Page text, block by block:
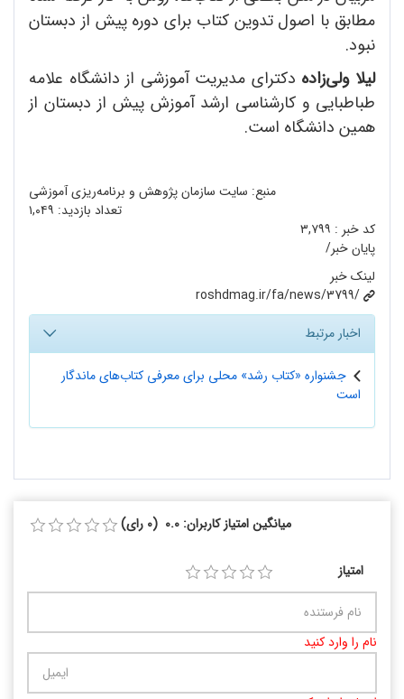
مطابق با اصول تدوین کتاب برای دوره پیش از دبستان
نبود.
لیلا ولی‌زاده دکترای مدیریت آموزشی از دانشگاه علامه
طباطبایی و کارشناسی ارشد آموزش پیش از دبستان از
همین دانشگاه است.
منبع: سایت سازمان پژوهش و برنامه‌ریزی آموزشی
تعداد بازدید: ۱,۰۴۹
کد خبر : ۳,۷۹۹
پایان خبر/
لینک خبر
roshdmag.ir/fa/news/3799/
اخبار مرتبط
جشنواره «کتاب رشد» محلی برای معرفی کتاب‌های ماندگار
است
میانگین امتیاز کاربران: 0.0 (0 رای)
امتیاز
نام را وارد کنید